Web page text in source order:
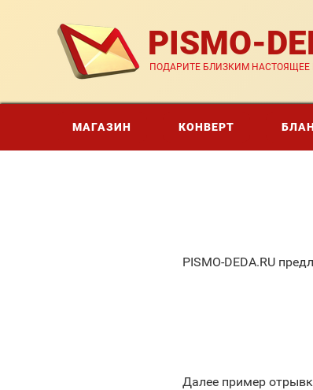
PISMO-
ПОДАРИТЕ БЛИЗКИМ НАСТОЯЩЕЕ
МАГАЗИН КОНВЕРТ
PISMO-DEDA.RU
Далее пример